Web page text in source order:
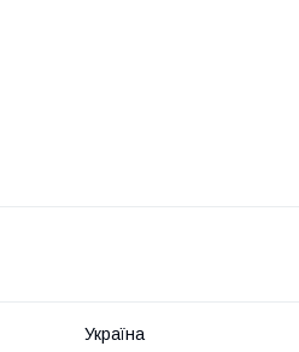
Україна